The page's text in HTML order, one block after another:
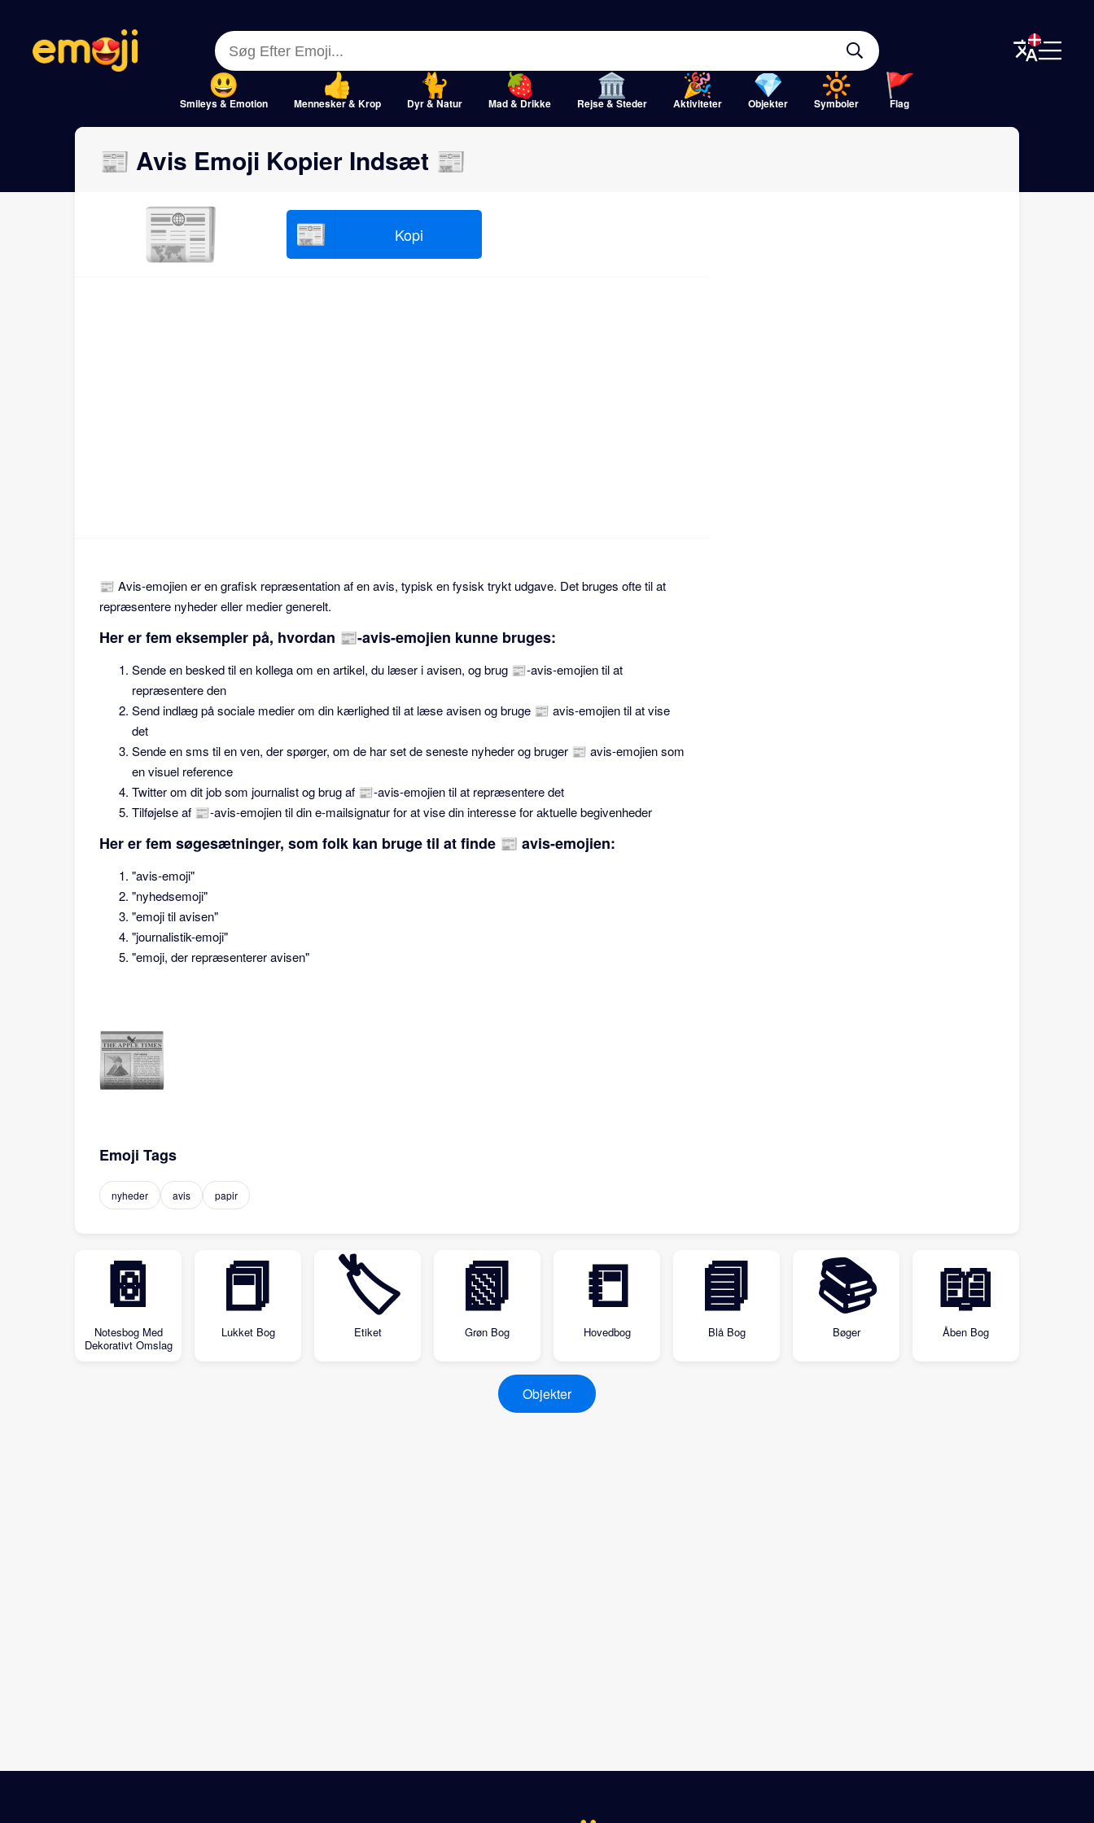
Smileys & Emotion Mennesker & Krop Dyr & Natur Mad & Drikke Rejse & Steder Aktiviteter Objekter Symboler Flag
Close
Close
📰 Avis Emoji Kopier Indsæt 📰
📰 📰 Kopi
📰 Avis-emojien er en grafisk repræsentation af en avis, typisk en fysisk trykt udgave. Det bruges ofte til at
repræsentere nyheder eller medier generelt.
Her er fem eksempler på, hvordan 📰-avis-emojien kunne bruges:
Sende en besked til en kollega om en artikel, du læser i avisen, og brug 📰-avis-emojien til at
repræsentere den
Send indlæg på sociale medier om din kærlighed til at læse avisen og bruge 📰 avis-emojien til at vise
det
Sende en sms til en ven, der spørger, om de har set de seneste nyheder og bruger 📰 avis-emojien som
en visuel reference
Twitter om dit job som journalist og brug af 📰-avis-emojien til at repræsentere det
Tilføjelse af 📰-avis-emojien til din e-mailsignatur for at vise din interesse for aktuelle begivenheder
Her er fem søgesætninger, som folk kan bruge til at finde 📰 avis-emojien:
"avis-emoji"
"nyhedsemoji"
"emoji til avisen"
"journalistik-emoji"
"emoji, der repræsenterer avisen"
Emoji Tags
nyheder avis papir
📔
Notesbog Med
Dekorativt Omslag
📕
Lukket Bog
🏷
Etiket
📗
Grøn Bog
📒
Hovedbog
📘
Blå Bog
📚
Bøger
📖
Åben Bog
Objekter